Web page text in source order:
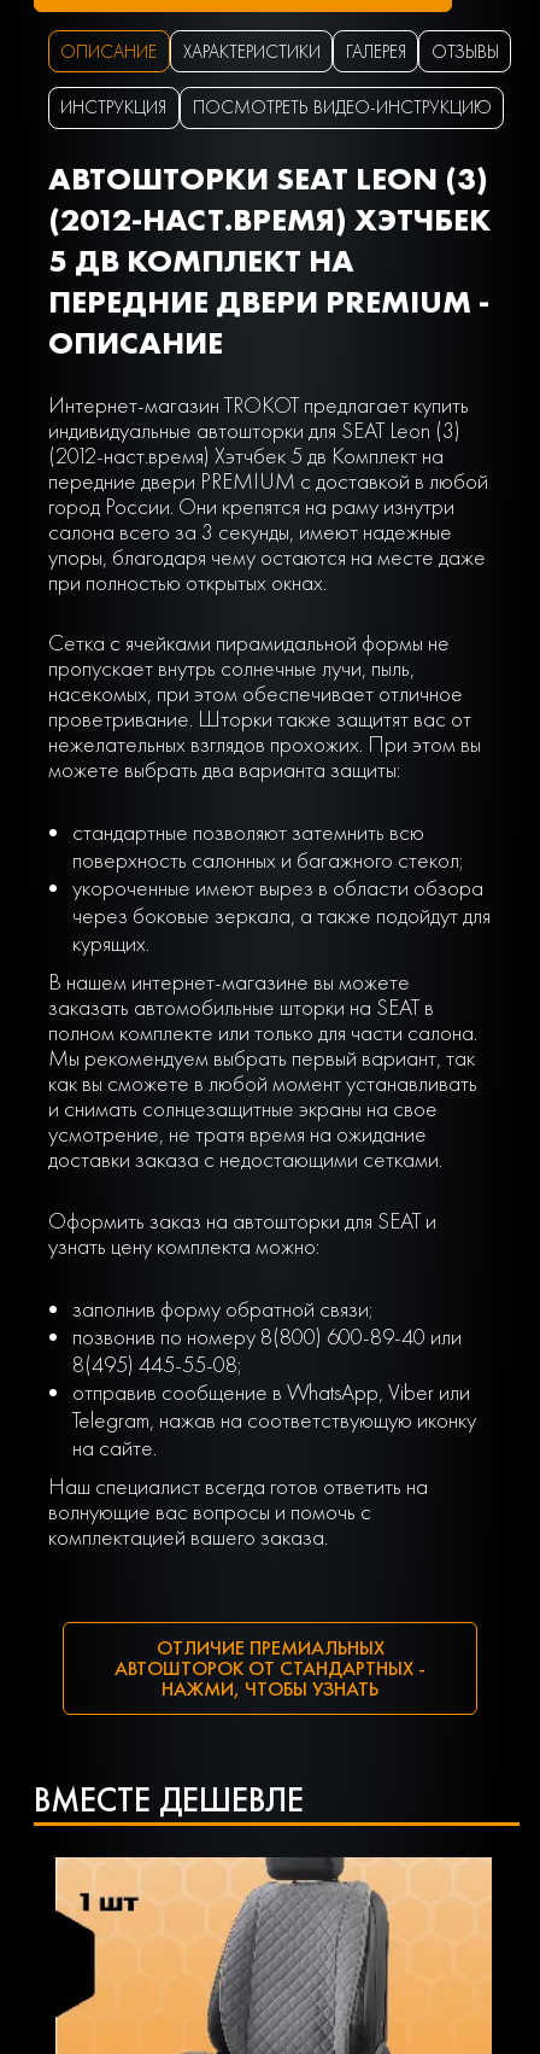
ОПИСАНИЕ ХАРАКТЕРИСТИКИ ГАЛЕРЕЯ ОТЗЫВЫ
ИНСТРУКЦИЯ ПОСМОТРЕТЬ ВИДЕО-ИНСТРУКЦИЮ
АВТОШТОРКИ SEAT LEON (3)
(2012-НАСТ.ВРЕМЯ) ХЭТЧБЕК
5 ДВ КОМПЛЕКТ НА
ПЕРЕДНИЕ ДВЕРИ PREMIUM -
ОПИСАНИЕ
Интернет-магазин TROKOT предлагает купить
индивидуальные автошторки для SEAT Leon (3)
(2012-наст.время) Хэтчбек 5 дв Комплект на
передние двери PREMIUM с доставкой в любой
город России. Они крепятся на раму изнутри
салона всего за 3 секунды, имеют надежные
упоры, благодаря чему остаются на месте даже
при полностью открытых окнах.
Сетка с ячейками пирамидальной формы не
пропускает внутрь солнечные лучи, пыль,
насекомых, при этом обеспечивает отличное
проветривание. Шторки также защитят вас от
нежелательных взглядов прохожих. При этом вы
можете выбрать два варианта защиты:
стандартные позволяют затемнить всю
поверхность салонных и багажного стекол;
укороченные имеют вырез в области обзора
через боковые зеркала, а также подойдут для
курящих.
В нашем интернет-магазине вы можете
заказать автомобильные шторки на SEAT в
полном комплекте или только для части салона.
Мы рекомендуем выбрать первый вариант, так
как вы сможете в любой момент устанавливать
и снимать солнцезащитные экраны на свое
усмотрение, не тратя время на ожидание
доставки заказа с недостающими сетками.
Оформить заказ на автошторки для SEAT и
узнать цену комплекта можно:
заполнив форму обратной связи;
позвонив по номеру 8(800) 600-89-40 или
8(495) 445-55-08;
отправив сообщение в WhatsApp, Viber или
Telegram, нажав на соответствующую иконку
на сайте.
Наш специалист всегда готов ответить на
волнующие вас вопросы и помочь с
комплектацией вашего заказа.
ОТЛИЧИЕ ПРЕМИАЛЬНЫХ
АВТОШТОРОК ОТ СТАНДАРТНЫХ -
НАЖМИ, ЧТОБЫ УЗНАТЬ
ВМЕСТЕ ДЕШЕВЛЕ